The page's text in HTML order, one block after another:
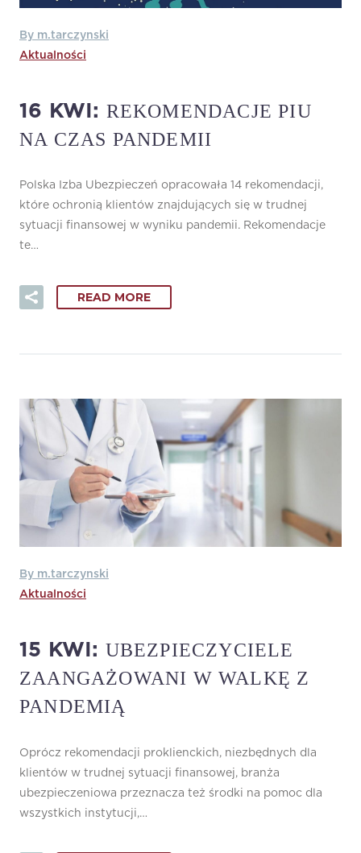
By m.tarczynski
Aktualności
16 KWI: REKOMENDACJE PIU
NA CZAS PANDEMII
Polska Izba Ubezpieczeń opracowała 14 rekomendacji,
które ochronią klientów znajdujących się w trudnej
sytuacji finansowej w wyniku pandemii. Rekomendacje
te…
READ MORE
By m.tarczynski
Aktualności
15 KWI: UBEZPIECZYCIELE
ZAANGAŻOWANI W WALKĘ Z
PANDEMIĄ
Oprócz rekomendacji proklienckich, niezbędnych dla
klientów w trudnej sytuacji finansowej, branża
ubezpieczeniowa przeznacza też środki na pomoc dla
wszystkich instytucji,…